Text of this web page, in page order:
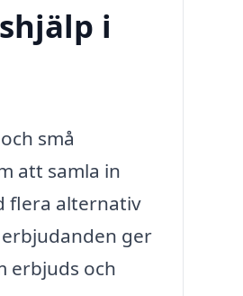
i
små
att samla in
flera alternativ
ger
erbjuds och